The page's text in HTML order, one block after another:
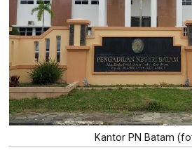
Kantor PN Batam